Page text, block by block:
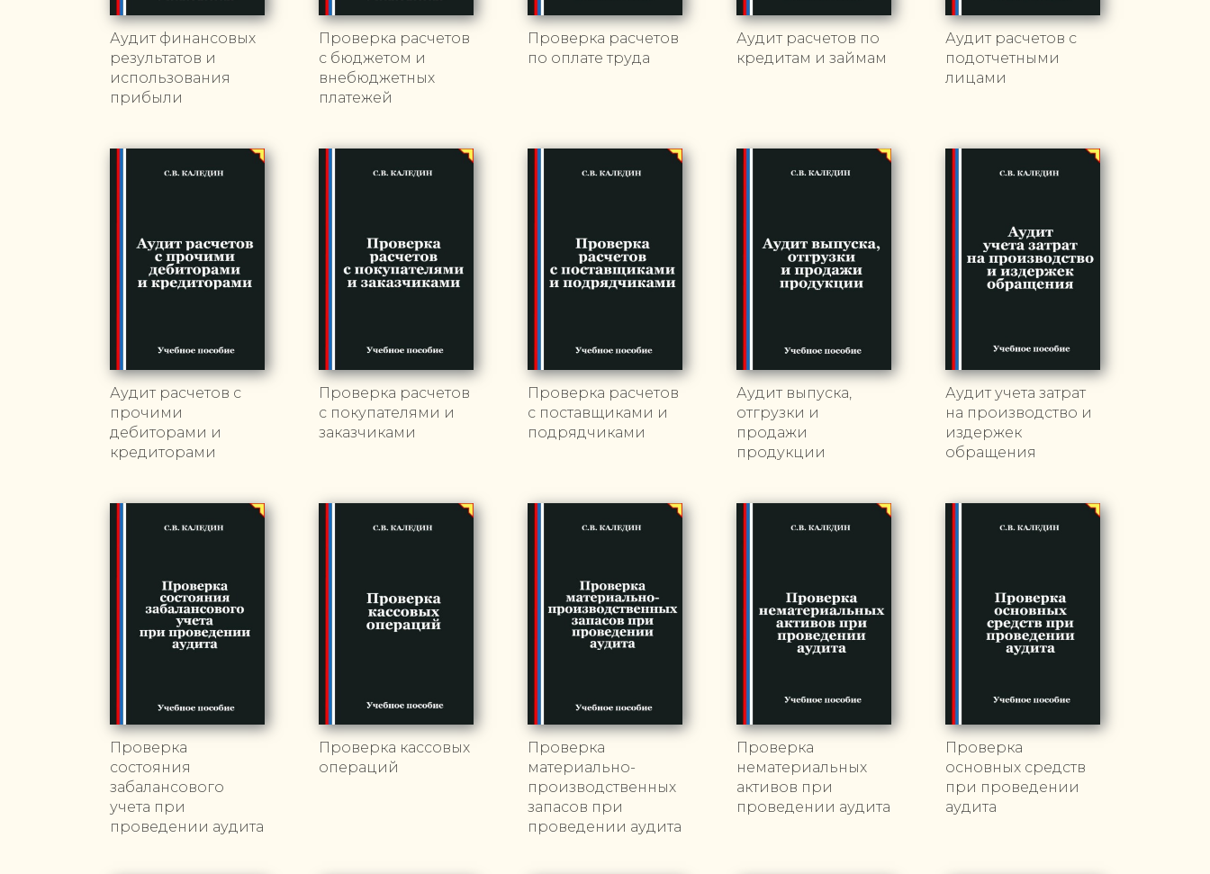
Аудит финансовых
результатов и
использования
прибыли
Проверка расчетов
с бюджетом и
внебюджетных
платежей
Проверка расчетов
по оплате труда
Аудит расчетов по
кредитам и займам
Аудит расчетов с
подотчетными
лицами
Аудит расчетов с
прочими
дебиторами и
кредиторами
Проверка расчетов
с покупателями и
заказчиками
Проверка расчетов
с поставщиками и
подрядчиками
Аудит выпуска,
отгрузки и
продажи
продукции
Аудит учета затрат
на производство и
издержек
обращения
Проверка
состояния
забалансового
учета при
проведении аудита
Проверка кассовых
операций
Проверка
материально-
производственных
запасов при
проведении аудита
Проверка
нематериальных
активов при
проведении аудита
Проверка
основных средств
при проведении
аудита